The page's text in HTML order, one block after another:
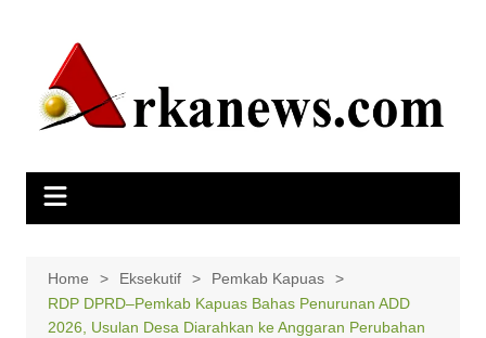
Home Eksekutif
Pemkab Kapuas
RDP DPRD–Pemkab Kapuas Bahas Penurunan ADD
2026, Usulan Desa Diarahkan ke Anggaran Perubahan